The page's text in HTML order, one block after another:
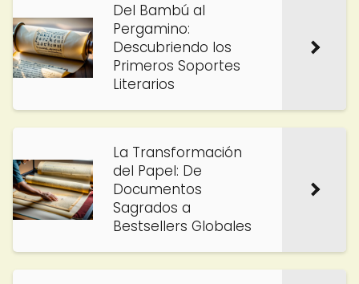
Del Bambú al
Pergamino:
Descubriendo los
Primeros Soportes
Literarios
La Transformación
del Papel: De
Documentos
Sagrados a
Bestsellers Globales